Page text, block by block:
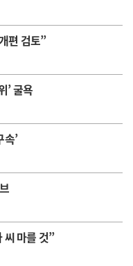
편 검토”
’ 굴욕
’
씨 마를 것”